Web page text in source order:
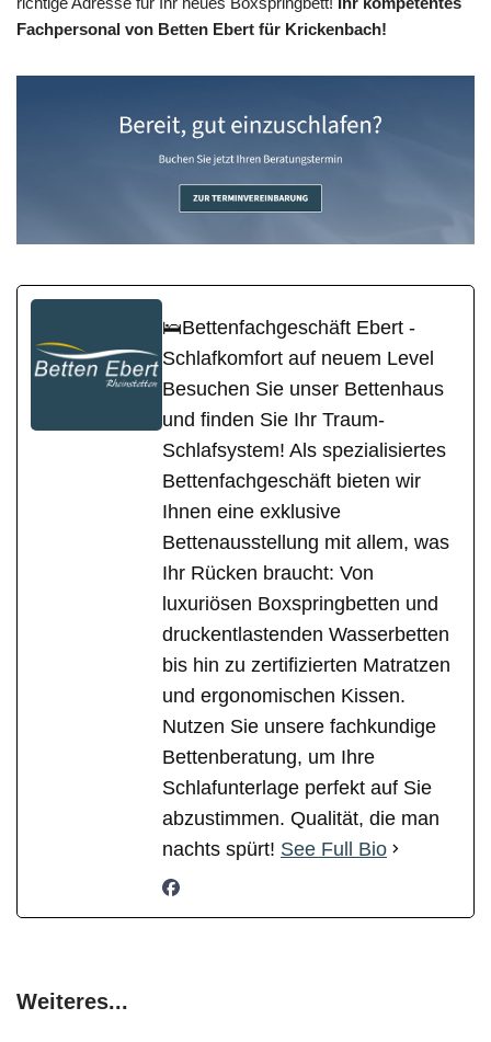
Fachpersonal von Betten Ebert für Krickenbach!
🛌Bettenfachgeschäft Ebert -
Schlafkomfort auf neuem Level
Besuchen Sie unser Bettenhaus
und finden Sie Ihr Traum-
Schlafsystem! Als spezialisiertes
Bettenfachgeschäft bieten wir
Ihnen eine exklusive
Bettenausstellung mit allem, was
Ihr Rücken braucht: Von
luxuriösen Boxspringbetten und
druckentlastenden Wasserbetten
bis hin zu zertifizierten Matratzen
und ergonomischen Kissen.
Nutzen Sie unsere fachkundige
Bettenberatung, um Ihre
Schlafunterlage perfekt auf Sie
abzustimmen. Qualität, die man
nachts spürt! See Full Bio
Weiteres...